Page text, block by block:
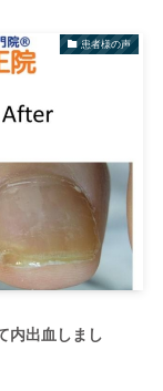
患者様の声
内出血しまし